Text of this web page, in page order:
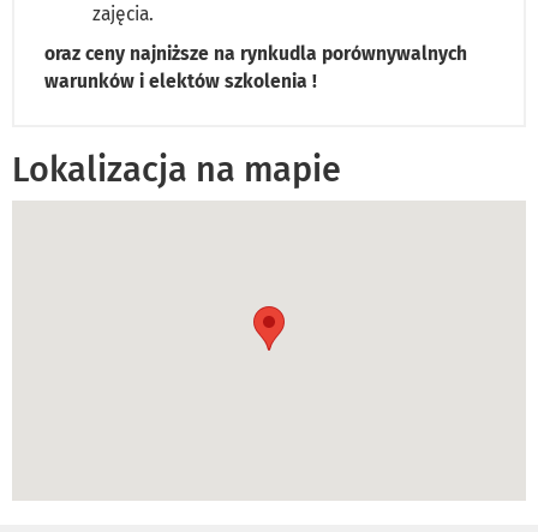
zajęcia.
oraz ceny najniższe na rynkudla porównywalnych
warunków i elektów szkolenia !
Lokalizacja na mapie